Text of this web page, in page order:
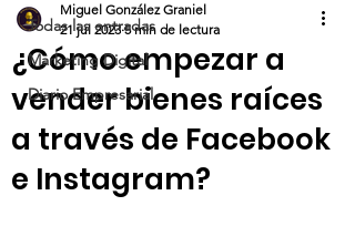
Todas las entradas
Marketing Digital
Diario Empresarial
¿Cómo empezar a
vender bienes raíces
a través de Facebook
e Instagram?
Miguel González Graniel
21 jul 2023 5 min de lectura